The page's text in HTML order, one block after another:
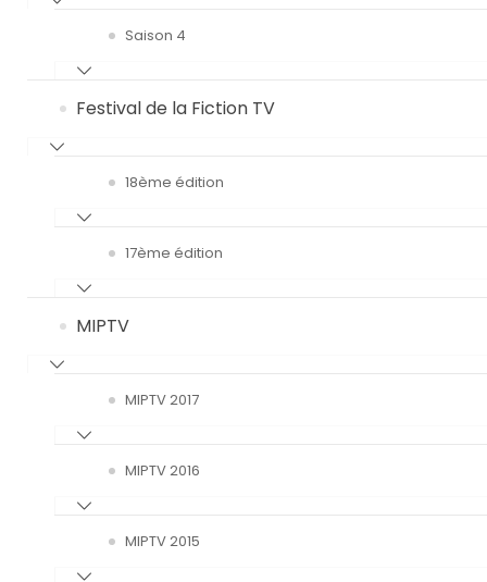
Saison 4
Festival de la Fiction TV
18ème édition
17ème édition
MIPTV
MIPTV 2017
MIPTV 2016
MIPTV 2015